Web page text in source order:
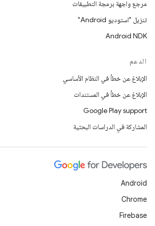
مرجع واجهة برمجة التطبيقات
تنزيل "استوديو Android"
Android NDK
الدعم
الإبلاغ عن خطأ في النظام الأساسي
الإبلاغ عن خطأ في المستندات
Google Play support
المشاركة في الدراسات البحثية
Android
Chrome
Firebase